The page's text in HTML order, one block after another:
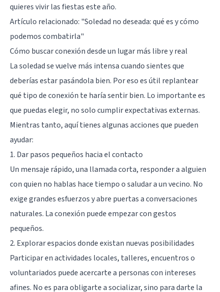
quieres vivir las fiestas este año.
Artículo relacionado: "Soledad no deseada: qué es y cómo
podemos combatirla"
Cómo buscar conexión desde un lugar más libre y real
La soledad se vuelve más intensa cuando sientes que
deberías estar pasándola bien. Por eso es útil replantear
qué tipo de conexión te haría sentir bien. Lo importante es
que puedas elegir, no solo cumplir expectativas externas.
Mientras tanto, aquí tienes algunas acciones que pueden
ayudar:
1. Dar pasos pequeños hacia el contacto
Un mensaje rápido, una llamada corta, responder a alguien
con quien no hablas hace tiempo o saludar a un vecino. No
exige grandes esfuerzos y abre puertas a conversaciones
naturales. La conexión puede empezar con gestos
pequeños.
2. Explorar espacios donde existan nuevas posibilidades
Participar en actividades locales, talleres, encuentros o
voluntariados puede acercarte a personas con intereses
afines. No es para obligarte a socializar, sino para darte la